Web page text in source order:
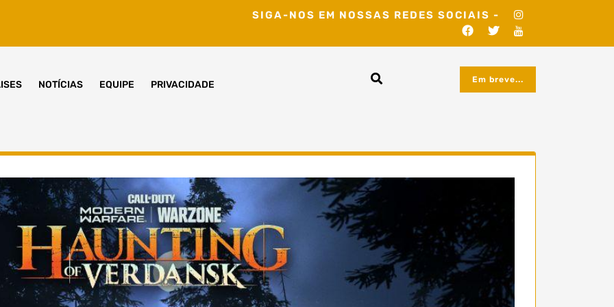
SIGA-NOS EM NOSSAS REDES SOCIAIS -
NOTÍCIAS EQUIPE PRIVACIDADE Em breve...